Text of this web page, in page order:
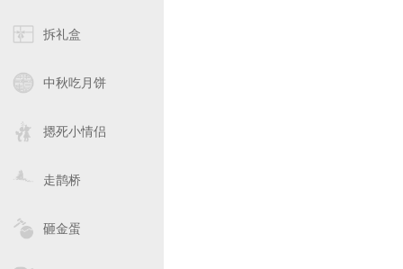
拆礼盒
中秋吃月饼
摁死小情侣
走鹊桥
砸金蛋